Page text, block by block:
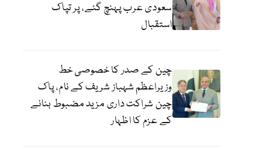
سعودی عرب پہنچ گئے، پر تپاک
استقبال
چین کے صدر کا خصوصی خط
وزیراعظم شہباز شریف کے نام، پاک
چین شراکت داری مزید مضبوط بنانے
کے عزم کا اظہار